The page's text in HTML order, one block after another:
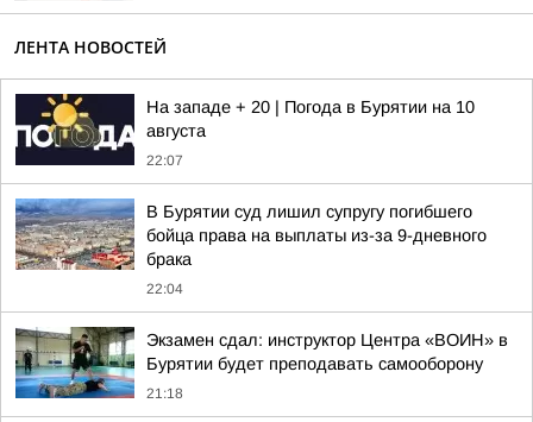
ЛЕНТА НОВОСТЕЙ
На западе + 20 | Погода в Бурятии на 10
августа
22:07
В Бурятии суд лишил супругу погибшего
бойца права на выплаты из-за 9-дневного
брака
22:04
Экзамен сдал: инструктор Центра «ВОИН» в
Бурятии будет преподавать самооборону
21:18